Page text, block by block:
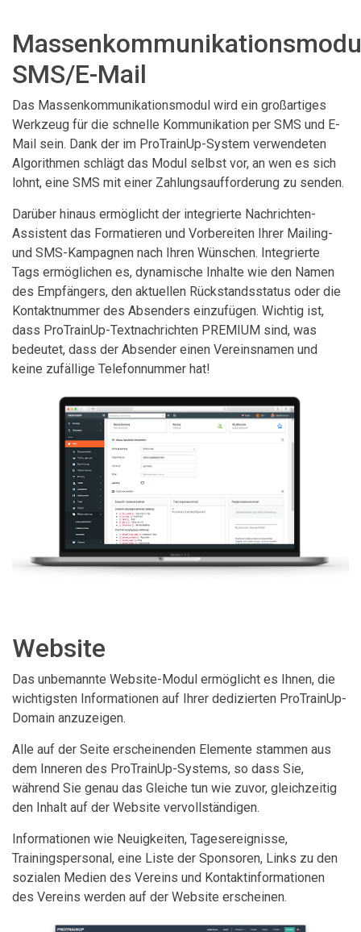
SMS/E-Mail
Das Massenkommunikationsmodul wird ein großartiges
Werkzeug für die schnelle Kommunikation per SMS und E-
Mail sein. Dank der im ProTrainUp-System verwendeten
Algorithmen schlägt das Modul selbst vor, an wen es sich
lohnt, eine SMS mit einer Zahlungsaufforderung zu senden.
Darüber hinaus ermöglicht der integrierte Nachrichten-
Assistent das Formatieren und Vorbereiten Ihrer Mailing-
und SMS-Kampagnen nach Ihren Wünschen. Integrierte
Tags ermöglichen es, dynamische Inhalte wie den Namen
des Empfängers, den aktuellen Rückstandsstatus oder die
Kontaktnummer des Absenders einzufügen. Wichtig ist,
dass ProTrainUp-Textnachrichten PREMIUM sind, was
bedeutet, dass der Absender einen Vereinsnamen und
keine zufällige Telefonnummer hat!
Website
Das unbemannte Website-Modul ermöglicht es Ihnen, die
wichtigsten Informationen auf Ihrer dedizierten ProTrainUp-
Domain anzuzeigen.
Alle auf der Seite erscheinenden Elemente stammen aus
dem Inneren des ProTrainUp-Systems, so dass Sie,
während Sie genau das Gleiche tun wie zuvor, gleichzeitig
den Inhalt auf der Website vervollständigen.
Informationen wie Neuigkeiten, Tagesereignisse,
Trainingspersonal, eine Liste der Sponsoren, Links zu den
sozialen Medien des Vereins und Kontaktinformationen
des Vereins werden auf der Website erscheinen.